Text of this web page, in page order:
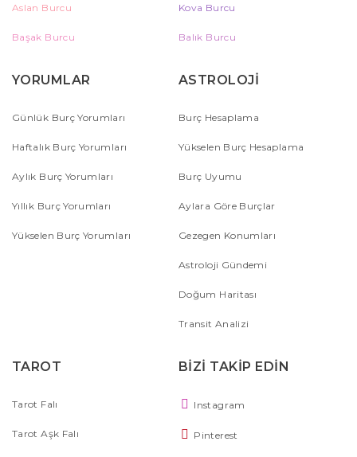
Aslan Burcu Kova Burcu
Başak Burcu Balık Burcu
YORUMLAR
Günlük Burç Yorumları
Haftalık Burç Yorumları
Aylık Burç Yorumları
Yıllık Burç Yorumları
Yükselen Burç Yorumları
ASTROLOJİ
Burç Hesaplama
Yükselen Burç Hesaplama
Burç Uyumu
Aylara Göre Burçlar
Gezegen Konumları
Astroloji Gündemi
Doğum Haritası
Transit Analizi
TAROT
Tarot Falı
Tarot Aşk Falı
BİZİ TAKİP EDİN
Instagram
Pinterest